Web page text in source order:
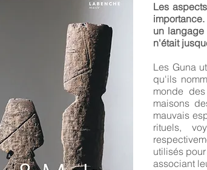
Les
un
n'était
Les Guna
qu'ils
monde
maisons
mauvais
rituels,
utilisés
associant